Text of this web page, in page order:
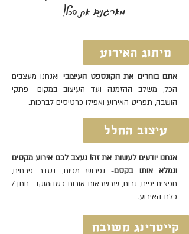
מארגנים את הכל!
מיתוג האירוע
אתם בוחרים את הקונספט העיצובי ואנחנו מעצבים
הכל, משלב ההזמנה ועד העיצוב במקום- פתקי
הושבה, תפריט האירוע ואפילו כרטיסים לברכות.
עיצוב החלל
אנחנו יודעים לעשות את זה! נעצב לכם אירוע מקסים
ונמלא אותו בקסם- נפרוש מפות, נסדר פרחים,
חפצים יפים, נרות, שרשראות אורות כשהמוקד- חתן /
כלת האירוע.
קייטרינג משובח